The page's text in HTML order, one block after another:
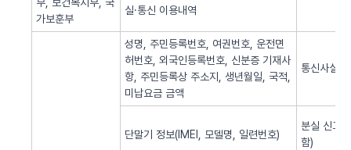
가보훈부
실·통신 이용내역
성명, 주민등록번호, 여권번호, 운전면
허번호, 외국인등록번호, 신분증 기재사
항, 주민등록상 주소지, 생년월일, 국적,
미납요금 금액
통신사실
단말기 정보(IMEI, 모델명, 일련번호)
분실 신고
함)